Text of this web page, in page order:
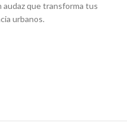
audaz que transforma tus
urbanos.